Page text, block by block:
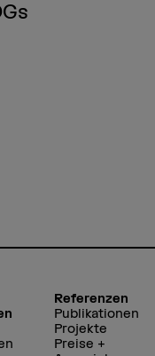
Referenzen
Publikationen
Projekte
Preise +